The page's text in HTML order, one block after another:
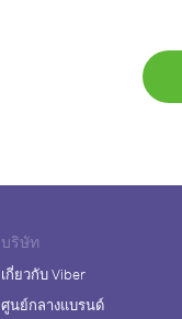
บริษัท
เกี่ยวกับ Viber
ศูนย์กลางแบรนด์